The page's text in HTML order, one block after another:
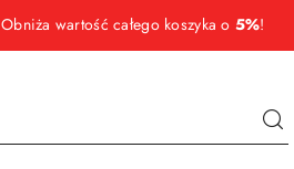
Obniża wartość całego koszyka o 5%!